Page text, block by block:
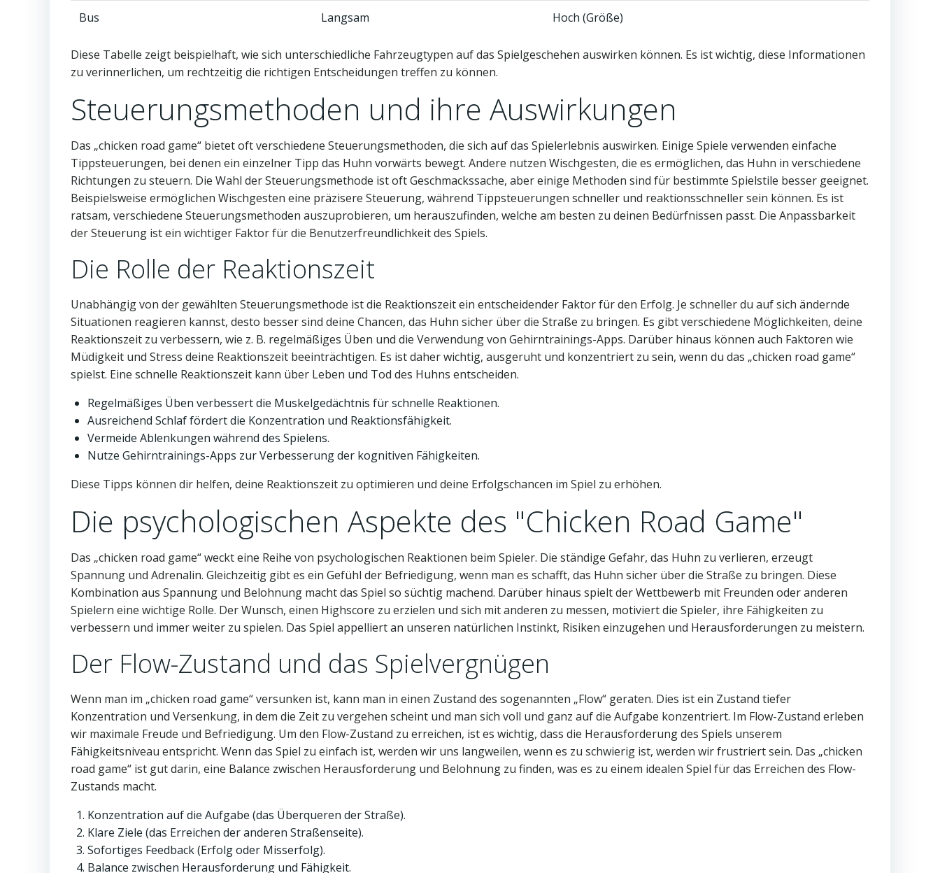
Bus Langsam Hoch (Größe)
Diese Tabelle zeigt beispielhaft, wie sich unterschiedliche Fahrzeugtypen auf das Spielgeschehen auswirken können. Es ist wichtig, diese Informationen
zu verinnerlichen, um rechtzeitig die richtigen Entscheidungen treffen zu können.
Steuerungsmethoden und ihre Auswirkungen
Das „chicken road game“ bietet oft verschiedene Steuerungsmethoden, die sich auf das Spielerlebnis auswirken. Einige Spiele verwenden einfache
Tippsteuerungen, bei denen ein einzelner Tipp das Huhn vorwärts bewegt. Andere nutzen Wischgesten, die es ermöglichen, das Huhn in verschiedene
Richtungen zu steuern. Die Wahl der Steuerungsmethode ist oft Geschmackssache, aber einige Methoden sind für bestimmte Spielstile besser geeignet.
Beispielsweise ermöglichen Wischgesten eine präzisere Steuerung, während Tippsteuerungen schneller und reaktionsschneller sein können. Es ist
ratsam, verschiedene Steuerungsmethoden auszuprobieren, um herauszufinden, welche am besten zu deinen Bedürfnissen passt. Die Anpassbarkeit
der Steuerung ist ein wichtiger Faktor für die Benutzerfreundlichkeit des Spiels.
Die Rolle der Reaktionszeit
Unabhängig von der gewählten Steuerungsmethode ist die Reaktionszeit ein entscheidender Faktor für den Erfolg. Je schneller du auf sich ändernde
Situationen reagieren kannst, desto besser sind deine Chancen, das Huhn sicher über die Straße zu bringen. Es gibt verschiedene Möglichkeiten, deine
Reaktionszeit zu verbessern, wie z. B. regelmäßiges Üben und die Verwendung von Gehirntrainings-Apps. Darüber hinaus können auch Faktoren wie
Müdigkeit und Stress deine Reaktionszeit beeinträchtigen. Es ist daher wichtig, ausgeruht und konzentriert zu sein, wenn du das „chicken road game“
spielst. Eine schnelle Reaktionszeit kann über Leben und Tod des Huhns entscheiden.
Regelmäßiges Üben verbessert die Muskelgedächtnis für schnelle Reaktionen.
Ausreichend Schlaf fördert die Konzentration und Reaktionsfähigkeit.
Vermeide Ablenkungen während des Spielens.
Nutze Gehirntrainings-Apps zur Verbesserung der kognitiven Fähigkeiten.
Diese Tipps können dir helfen, deine Reaktionszeit zu optimieren und deine Erfolgschancen im Spiel zu erhöhen.
Die psychologischen Aspekte des "Chicken Road Game"
Das „chicken road game“ weckt eine Reihe von psychologischen Reaktionen beim Spieler. Die ständige Gefahr, das Huhn zu verlieren, erzeugt
Spannung und Adrenalin. Gleichzeitig gibt es ein Gefühl der Befriedigung, wenn man es schafft, das Huhn sicher über die Straße zu bringen. Diese
Kombination aus Spannung und Belohnung macht das Spiel so süchtig machend. Darüber hinaus spielt der Wettbewerb mit Freunden oder anderen
Spielern eine wichtige Rolle. Der Wunsch, einen Highscore zu erzielen und sich mit anderen zu messen, motiviert die Spieler, ihre Fähigkeiten zu
verbessern und immer weiter zu spielen. Das Spiel appelliert an unseren natürlichen Instinkt, Risiken einzugehen und Herausforderungen zu meistern.
Der Flow-Zustand und das Spielvergnügen
Wenn man im „chicken road game“ versunken ist, kann man in einen Zustand des sogenannten „Flow“ geraten. Dies ist ein Zustand tiefer
Konzentration und Versenkung, in dem die Zeit zu vergehen scheint und man sich voll und ganz auf die Aufgabe konzentriert. Im Flow-Zustand erleben
wir maximale Freude und Befriedigung. Um den Flow-Zustand zu erreichen, ist es wichtig, dass die Herausforderung des Spiels unserem
Fähigkeitsniveau entspricht. Wenn das Spiel zu einfach ist, werden wir uns langweilen, wenn es zu schwierig ist, werden wir frustriert sein. Das „chicken
road game“ ist gut darin, eine Balance zwischen Herausforderung und Belohnung zu finden, was es zu einem idealen Spiel für das Erreichen des Flow-
Zustands macht.
Konzentration auf die Aufgabe (das Überqueren der Straße).
Klare Ziele (das Erreichen der anderen Straßenseite).
Sofortiges Feedback (Erfolg oder Misserfolg).
Balance zwischen Herausforderung und Fähigkeit.